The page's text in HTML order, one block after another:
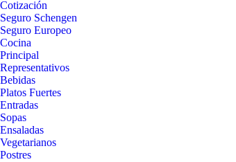
Cotización
Seguro Schengen
Seguro Europeo
Cocina
Principal
Representativos
Bebidas
Platos Fuertes
Entradas
Sopas
Ensaladas
Vegetarianos
Postres